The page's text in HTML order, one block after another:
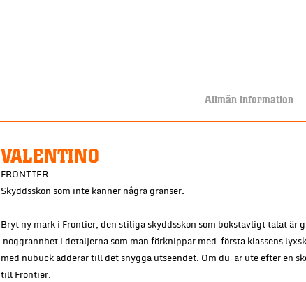
Allmän information
VALENTINO
FRONTIER
Skyddsskon som inte känner några gränser.
Bryt ny mark i Frontier, den stiliga skyddsskon som bokstavligt talat är
noggrannhet i detaljerna som man förknippar med första klassens
med nubuck adderar till det snygga utseendet. Om du är ute efter en
till Frontier.